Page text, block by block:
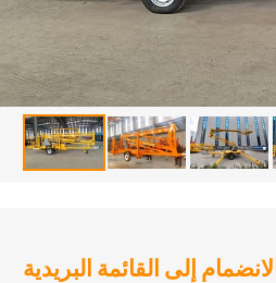
إلى القائمة البريدية